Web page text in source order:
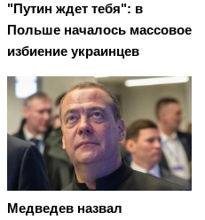
"Путин ждет тебя": в
Польше началось массовое
избиение украинцев
Медведев назвал